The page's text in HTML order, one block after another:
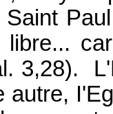
Saint
libre...
3,28).
autre,